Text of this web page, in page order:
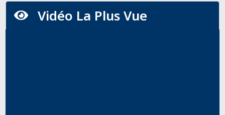
 Vidéo La Plus Vue